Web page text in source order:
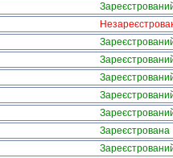
Зареєстрована